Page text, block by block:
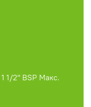
1/2'' BSP Макс.